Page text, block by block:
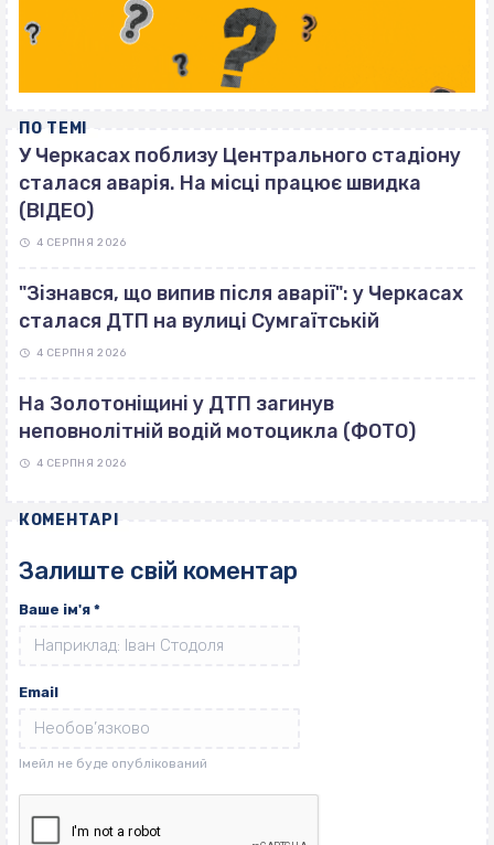
ПО ТЕМІ
У Черкасах поблизу Центрального стадіону
сталася аварія. На місці працює швидка
(ВІДЕО)
4 СЕРПНЯ 2026
"Зізнався, що випив після аварії": у Черкасах
сталася ДТП на вулиці Сумгаїтській
4 СЕРПНЯ 2026
На Золотоніщині у ДТП загинув
неповнолітній водій мотоцикла (ФОТО)
4 СЕРПНЯ 2026
КОМЕНТАРІ
Залиште свій коментар
Ваше ім'я *
Email